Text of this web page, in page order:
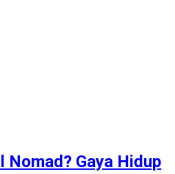
Nomad? Gaya Hidup